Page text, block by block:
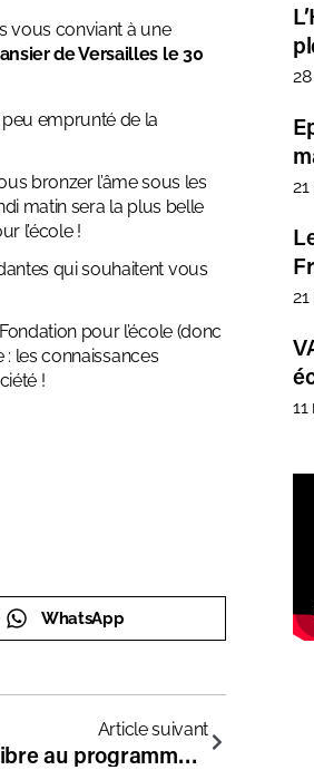
vous conviant à une
de Versailles le 30
emprunté de la
bronzer l’âme sous les
matin sera la plus belle
l’école !
qui souhaitent vous
pour l’école (donc
: les connaissances
!
WhatsApp
Article suivant
Exercice périlleux d’équilibre au programme de la rentrée